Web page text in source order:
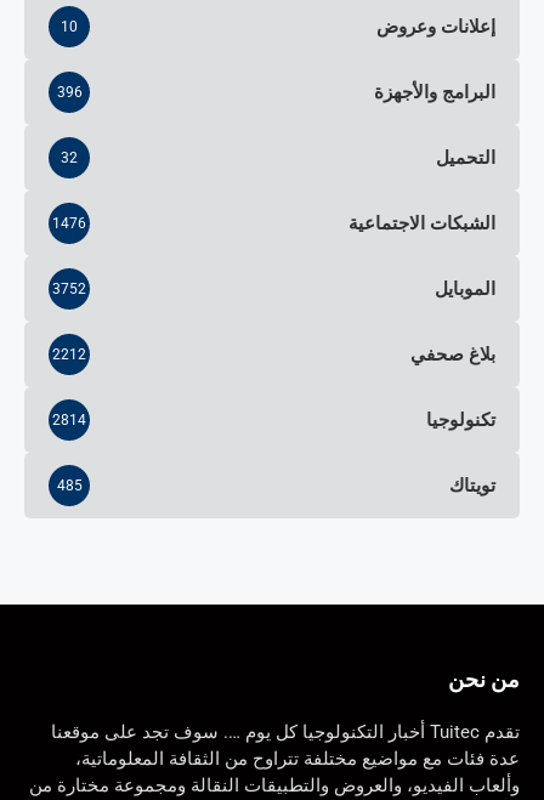
إعلانات وعروض 10
البرامج والأجهزة 396
التحميل 32
الشبكات الاجتماعية 1476
الموبايل 3752
بلاغ صحفي 2212
تكنولوجيا 2814
تويتاك 485
من نحن
تقدم Tuitec أخبار التكنولوجيا كل يوم …. سوف تجد على موقعنا
عدة فئات مع مواضيع مختلفة تتراوح من الثقافة المعلوماتية،
وألعاب الفيديو، والعروض والتطبيقات النقالة ومجموعة مختارة من